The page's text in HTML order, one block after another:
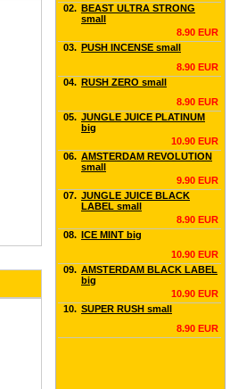
02. BEAST ULTRA STRONG
small
8.90 EUR
03. PUSH INCENSE small
8.90 EUR
04. RUSH ZERO small
8.90 EUR
05. JUNGLE JUICE PLATINUM
big
10.90 EUR
06. AMSTERDAM REVOLUTION
small
9.90 EUR
07. JUNGLE JUICE BLACK
LABEL small
8.90 EUR
08. ICE MINT big
10.90 EUR
09. AMSTERDAM BLACK LABEL
big
10.90 EUR
10. SUPER RUSH small
8.90 EUR